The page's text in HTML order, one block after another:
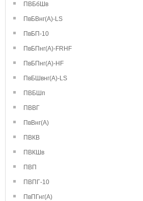
ПВБбШв
ПвБВнг(А)-LS
ПвБП-10
ПвБПнг(А)-FRHF
ПвБПнг(А)-HF
ПвБШвнг(А)-LS
ПВБШп
ПВВГ
ПвВнг(А)
ПВКВ
ПВКШв
ПВП
ПВПГ-10
ПвПГнг(А)